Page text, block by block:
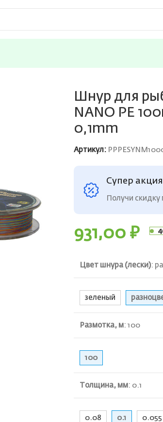
Шнур для
NANO PE
0,1mm
Артикул:
Супер
Получи скидку
931,00 ₽
Цвет шнура (лески):
зеленый
Размотка, м: 100
100
Толщина, мм: 0.1
0.08 0.1 0.055